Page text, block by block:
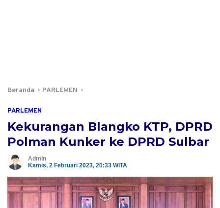
Beranda PARLEMEN
PARLEMEN
Kekurangan Blangko KTP, DPRD
Polman Kunker ke DPRD Sulbar
Admin
Kamis, 2 Februari 2023, 20:33 WITA